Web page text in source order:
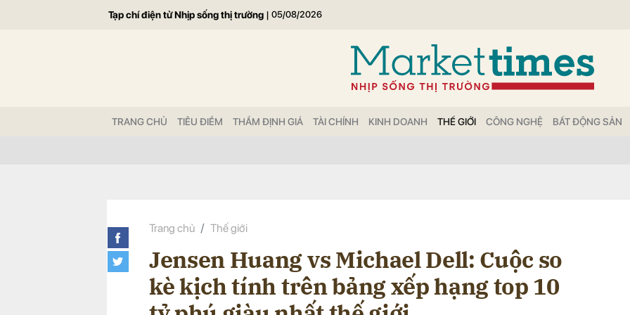
Tạp chí điện tử Nhịp sống thị trường | 05/08/2026
TRANG CHỦ TIÊU ĐIỂM THẨM ĐỊNH GIÁ TÀI CHÍNH KINH DOANH THẾ GIỚI CÔNG NGHỆ BẤT ĐỘNG SẢN
Trang chủ Thế giới
Jensen Huang vs Michael Dell: Cuộc so
kè kịch tính trên bảng xếp hạng top 10
Gửi bình luận